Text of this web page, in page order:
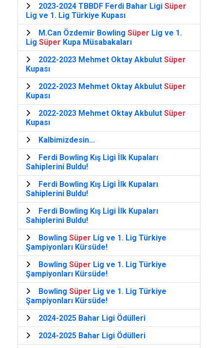
2023-2024 TBBDF Ferdi Bahar Ligi Süper
Lig ve 1. Lig Türkiye Kupası
M.Can Özdemir Bowling Süper Lig ve 1.
Lig Süper Kupa Müsabakaları
2022-2023 Mehmet Oktay Akbulut Süper
Kupası
2022-2023 Mehmet Oktay Akbulut Süper
Kupası
2022-2023 Mehmet Oktay Akbulut Süper
Kupası
Kalbimizdesin...
Ferdi Bowling Kış Ligi İlk Kupaları
Sahiplerini Buldu!
Ferdi Bowling Kış Ligi İlk Kupaları
Sahiplerini Buldu!
Ferdi Bowling Kış Ligi İlk Kupaları
Sahiplerini Buldu!
Bowling Süper Lig ve 1. Lig Türkiye
Şampiyonları Kürsüde!
Bowling Süper Lig ve 1. Lig Türkiye
Şampiyonları Kürsüde!
Bowling Süper Lig ve 1. Lig Türkiye
Şampiyonları Kürsüde!
2024-2025 Bahar Ligi Ödülleri
2024-2025 Bahar Ligi Ödülleri